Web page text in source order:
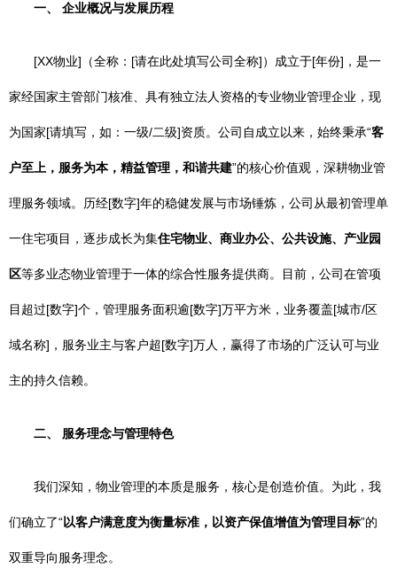
一、 企业概况与发展历程
[XX物业]（全称：[请在此处填写公司全称]）成立于[年份]，是一
家经国家主管部门核准、具有独立法人资格的专业物业管理企业，现
为国家[请填写，如：一级/二级]资质。公司自成立以来，始终秉承“客
户至上，服务为本，精益管理，和谐共建”的核心价值观，深耕物业管
理服务领域。历经[数字]年的稳健发展与市场锤炼，公司从最初管理单
一住宅项目，逐步成长为集住宅物业、商业办公、公共设施、产业园
区等多业态物业管理于一体的综合性服务提供商。目前，公司在管项
目超过[数字]个，管理服务面积逾[数字]万平方米，业务覆盖[城市/区
域名称]，服务业主与客户超[数字]万人，赢得了市场的广泛认可与业
主的持久信赖。
二、 服务理念与管理特色
我们深知，物业管理的本质是服务，核心是创造价值。为此，我
们确立了“以客户满意度为衡量标准，以资产保值增值为管理目标”的
双重导向服务理念。